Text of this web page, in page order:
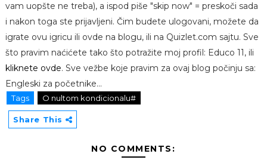
vam uopšte ne treba), a ispod piše "skip now" = preskoči sada
i nakon toga ste prijavljeni. Čim budete ulogovani, možete da
igrate ovu igricu ili ovde na blogu, ili na Quizlet.com sajtu. Sve
što pravim naćićete tako što potražite moj profil: Educo 11, ili
kliknete ovde. Sve vežbe koje pravim za ovaj blog počinju sa:
Engleski za početnike...
Tags O nultom kondicionalu#
Share This
NO COMMENTS: